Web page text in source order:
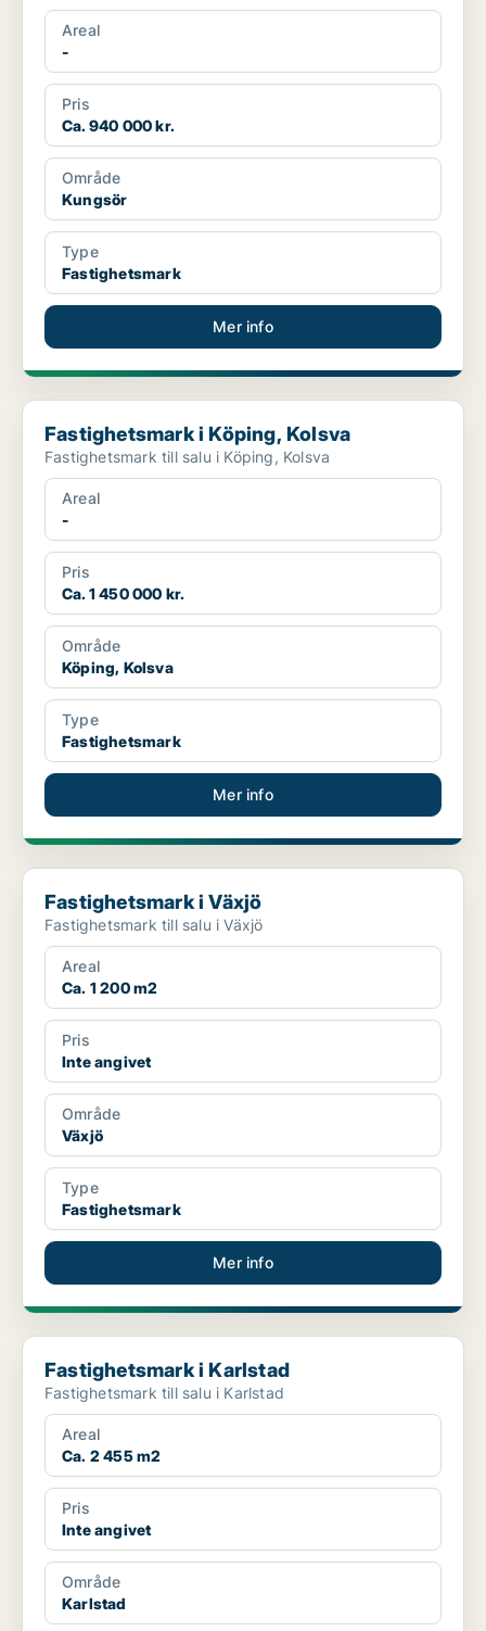
Areal
-
Pris
Ca. 940 000 kr.
Område
Kungsör
Type
Fastighetsmark
Mer info
Fastighetsmark i Köping, Kolsva
Fastighetsmark i Köping, Kolsva
Fastighetsmark till salu i Köping, Kolsva
Areal
-
Pris
Ca. 1 450 000 kr.
Område
Köping, Kolsva
Type
Fastighetsmark
Mer info
Fastighetsmark i Växjö
Fastighetsmark i Växjö
Fastighetsmark till salu i Växjö
Areal
Ca. 1 200 m2
Pris
Inte angivet
Område
Växjö
Type
Fastighetsmark
Mer info
Fastighetsmark i Karlstad
Fastighetsmark i Karlstad
Fastighetsmark till salu i Karlstad
Areal
Ca. 2 455 m2
Pris
Inte angivet
Område
Karlstad